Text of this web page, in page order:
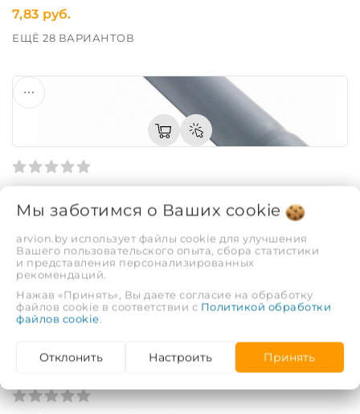
7,83 руб.
ЕЩЁ 28 ВАРИАНТОВ
Код: 18569
10,12 руб.
ЕЩЁ 28 ВАРИАНТОВ
Мы заботимся о Ваших cookie
arvion.by использует файлы cookie для улучшения
Вашего пользовательского опыта, сбора статистики
и представления персонализированных
рекомендаций.
Нажав «Принять», Вы даете согласие на обработку
файлов cookie в соответствии с Политикой обработки
файлов cookie.
Отклонить Настроить Принять